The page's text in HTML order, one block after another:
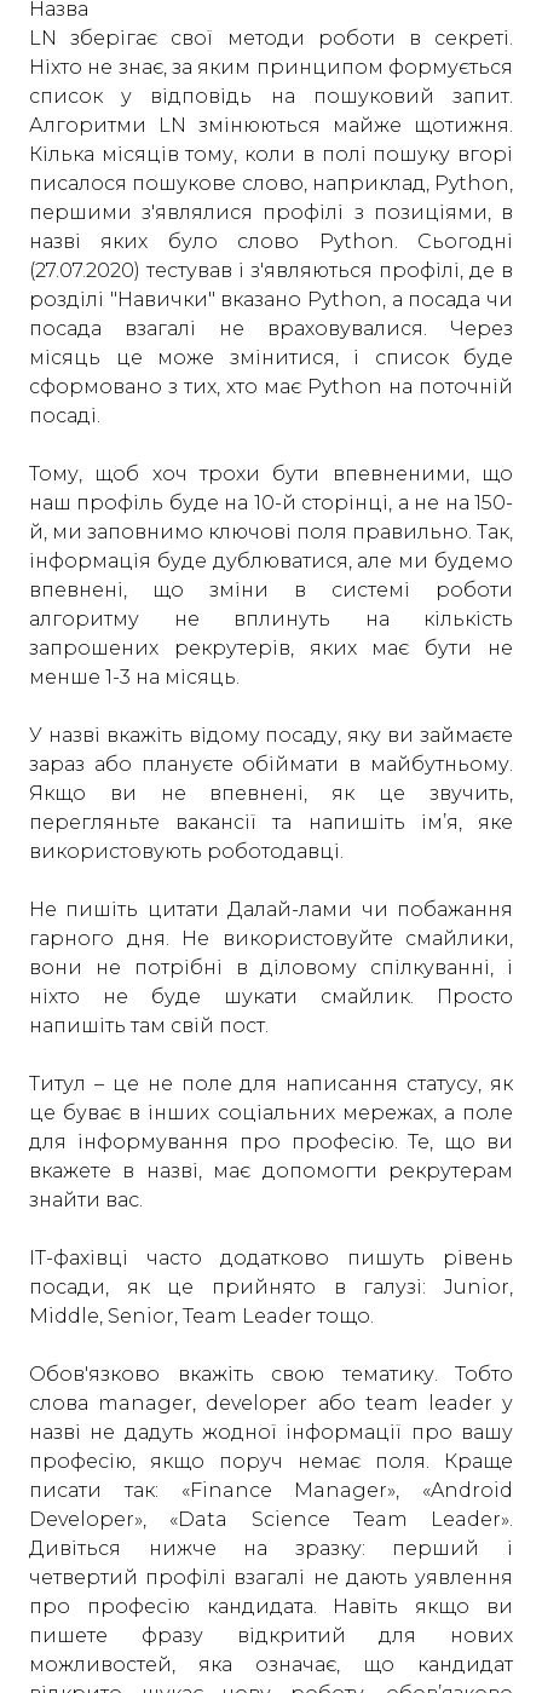
Назва
LN зберігає свої методи роботи в секреті.
Ніхто не знає, за яким принципом формується
список у відповідь на пошуковий запит.
Алгоритми LN змінюються майже щотижня.
Кілька місяців тому, коли в полі пошуку вгорі
писалося пошукове слово, наприклад, Python,
першими з'являлися профілі з позиціями, в
назві яких було слово Python. Сьогодні
(27.07.2020) тестував і з'являються профілі, де в
розділі "Навички" вказано Python, а посада чи
посада взагалі не враховувалися. Через
місяць це може змінитися, і список буде
сформовано з тих, хто має Python на поточній
посаді.
Тому, щоб хоч трохи бути впевненими, що
наш профіль буде на 10-й сторінці, а не на 150-
й, ми заповнимо ключові поля правильно. Так,
інформація буде дублюватися, але ми будемо
впевнені, що зміни в системі роботи
алгоритму не вплинуть на кількість
запрошених рекрутерів, яких має бути не
менше 1-3 на місяць.
У назві вкажіть відому посаду, яку ви займаєте
зараз або плануєте обіймати в майбутньому.
Якщо ви не впевнені, як це звучить,
перегляньте вакансії та напишіть ім’я, яке
використовують роботодавці.
Не пишіть цитати Далай-лами чи побажання
гарного дня. Не використовуйте смайлики,
вони не потрібні в діловому спілкуванні, і
ніхто не буде шукати смайлик. Просто
напишіть там свій пост.
Титул – це не поле для написання статусу, як
це буває в інших соціальних мережах, а поле
для інформування про професію. Те, що ви
вкажете в назві, має допомогти рекрутерам
знайти вас.
ІТ-фахівці часто додатково пишуть рівень
посади, як це прийнято в галузі: Junior,
Middle, Senior, Team Leader тощо.
Обов'язково вкажіть свою тематику. Тобто
слова manager, developer або team leader у
назві не дадуть жодної інформації про вашу
професію, якщо поруч немає поля. Краще
писати так: «Finance Manager», «Android
Developer», «Data Science Team Leader».
Дивіться нижче на зразку: перший і
четвертий профілі взагалі не дають уявлення
про професію кандидата. Навіть якщо ви
пишете фразу відкритий для нових
можливостей, яка означає, що кандидат